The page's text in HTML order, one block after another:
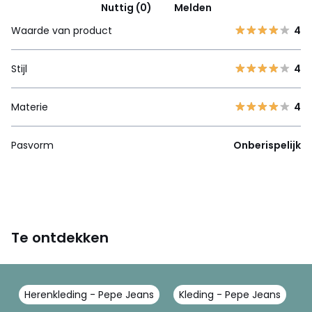
Nuttig (0)
Melden
Waarde van product
4
Stijl 4
Materie 4
Pasvorm Onberispelijk
Te ontdekken
Herenkleding - Pepe Jeans Kleding - Pepe Jeans